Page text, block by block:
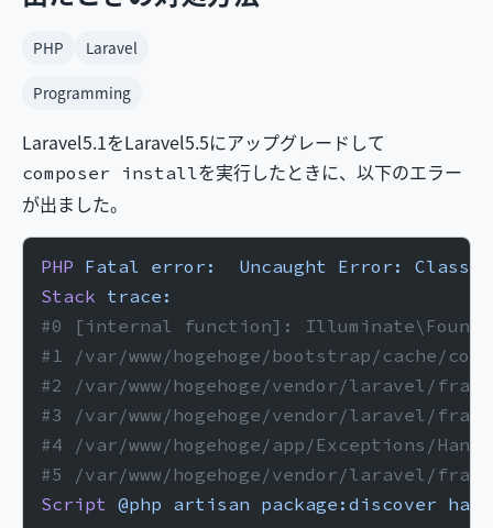
PHP Laravel
Programming
Laravel5.1をLaravel5.5にアップグレードして
composer installを実行したときに、以下のエラー
が出ました。
PHP Fatal error:
  Uncaught
Error: Class
Stack trace:
#0 [internal function]:
#1 /var/www/hogehoge/bootstrap/cache/
#2 /var/www/hogehoge/vendor/laravel/
#3 /var/www/hogehoge/vendor/laravel/
#4 /var/www/hogehoge/app/Exceptions/
#5 /var/www/hogehoge/vendor/laravel/
Script @php artisan package:discover